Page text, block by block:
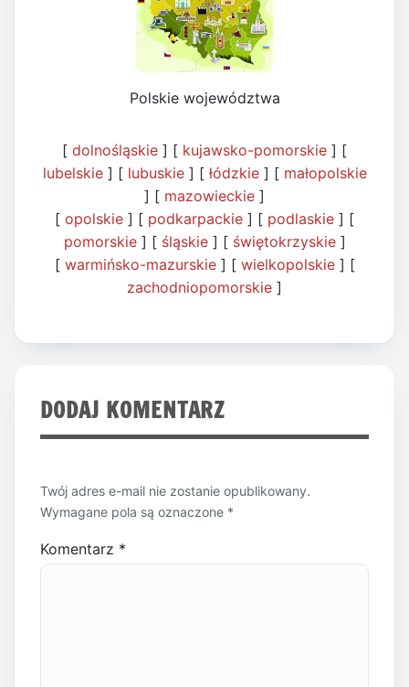
Polskie województwa
[ dolnośląskie ] [ kujawsko-pomorskie ] [
lubelskie] [ lubuskie] [ łódzkie] [ małopolskie
] [ mazowieckie ]
[ opolskie ] [ podkarpackie ] [ podlaskie ] [
pomorskie] [ śląskie] [ świętokrzyskie]
[ warmińsko-mazurskie] [ wielkopolskie] [
zachodniopomorskie ]
DODAJ KOMENTARZ
Twój adres e-mail nie zostanie opublikowany.
Wymagane pola są oznaczone *
Komentarz *